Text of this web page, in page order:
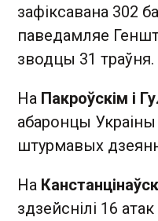
зафіксавана 302
паведамляе
зводцы 31 траўня.
На Пакроўскім і
абаронцы Украіны
штурмавых
На
здзейснілі 16